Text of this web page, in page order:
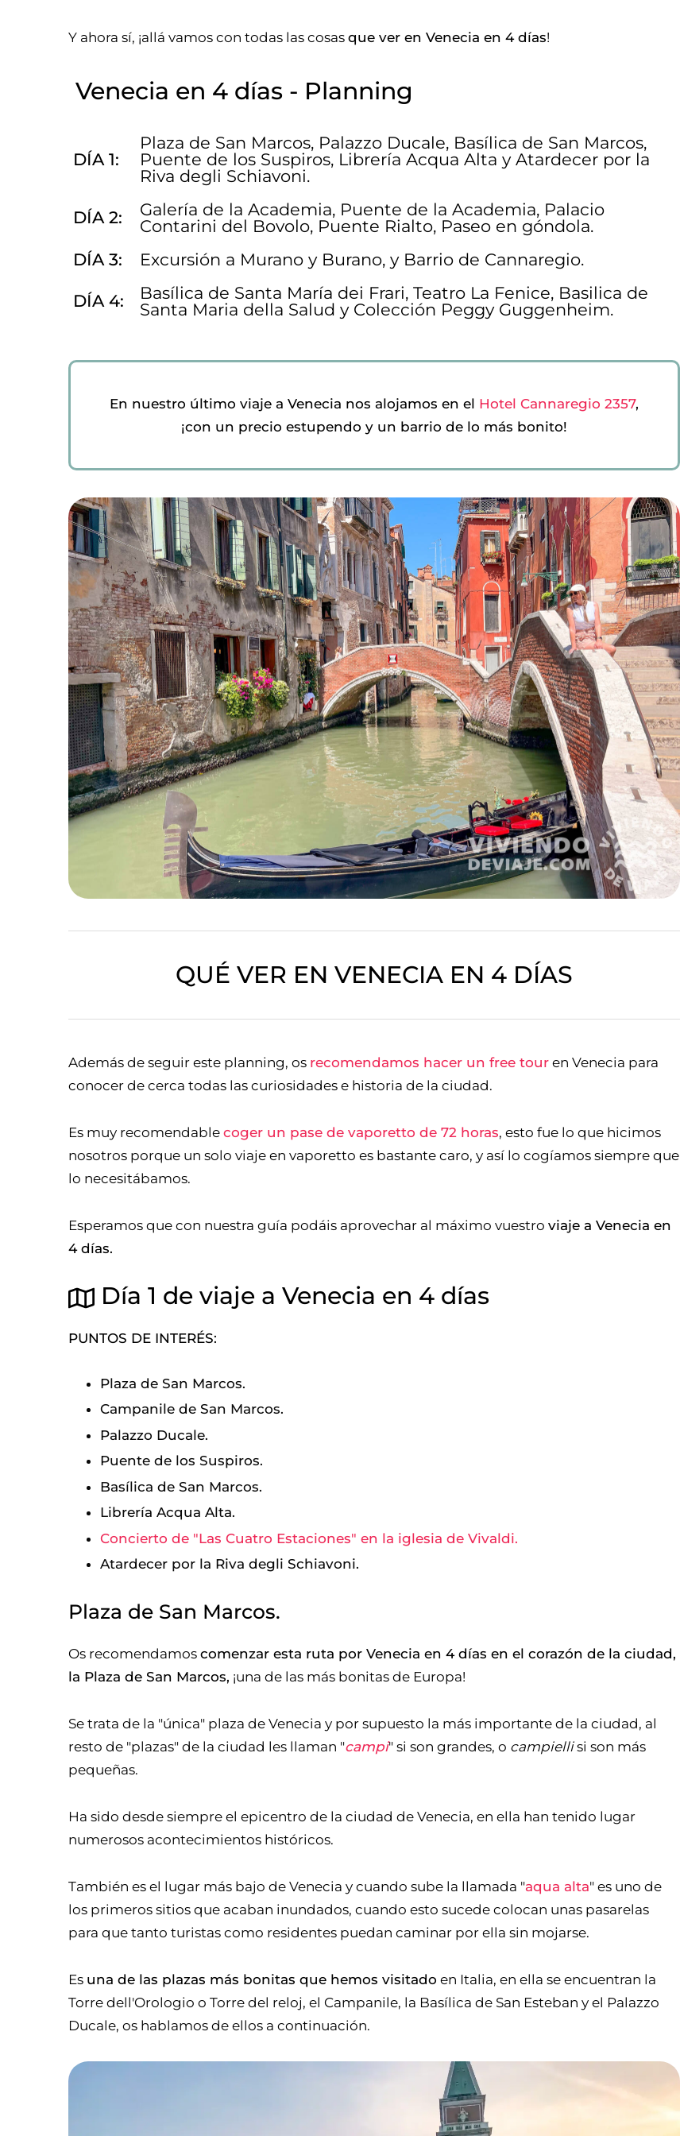
Y ahora sí, ¡allá vamos con todas las cosasque ver en Venecia en 4 días!
Venecia en 4 días - Planning
DÍA 1:
Plaza de San Marcos, Palazzo Ducale, Basílica de San Marcos,
Puente de los Suspiros, Librería Acqua Alta y Atardecer por la
Riva degli Schiavoni.
DÍA 2:
Galería de la Academia, Puente de la Academia, Palacio
Contarini del Bovolo, Puente Rialto, Paseo en góndola.
DÍA 3:
Excursión a Murano y Burano, y Barrio de Cannaregio.
DÍA 4:
Basílica de Santa María dei Frari, Teatro La Fenice, Basilica de
Santa Maria della Salud y Colección Peggy Guggenheim.
En nuestro último viaje a Venecia nos alojamos en el Hotel Cannaregio 2357,
¡con un precio estupendo y un barrio de lo más bonito!
QUÉ VER EN VENECIA EN 4 DÍAS
Además de seguir este planning, os recomendamos hacer un free tour en Venecia para
conocer de cerca todas las curiosidades e historia de la ciudad.
Es muy recomendablecoger un pase de vaporetto de 72 horas, esto fue lo que hicimos
nosotros porque un solo viaje en vaporetto es bastante caro, y así lo cogíamos siempre que
lo necesitábamos.
Esperamos que con nuestra guía podáis aprovechar al máximo vuestroviaje a Venecia en
4 días.
Día 1 de viaje a Venecia en 4 días
PUNTOS DE INTERÉS:
Plaza de San Marcos.
Campanile de San Marcos.
Palazzo Ducale.
Puente de los Suspiros.
Basílica de San Marcos.
Librería Acqua Alta.
Concierto de "Las Cuatro Estaciones" en la iglesia de Vivaldi.
Atardecer por la Riva degli Schiavoni.
Plaza de San Marcos.
Os recomendamoscomenzar esta ruta por Venecia en 4 días en el corazón de la ciudad,
la Plaza de San Marcos, ¡una de las más bonitas de Europa!
Se trata de la "única"​ plaza de Venecia y por supuesto la más importante de la ciudad, al
resto de "plazas" de la ciudad les llaman "campi" si son grandes, o campiellisi son más
pequeñas.
Ha sido desde siempre el epicentro de la ciudad de Venecia, en ella han tenido lugar
numerosos acontecimientos históricos.
También es el lugar más bajo de Venecia y cuando sube la llamada "aqua alta" es uno de
los primeros sitios que acaban inundados, cuando esto sucede colocan unas pasarelas
para que tanto turistas como residentes puedan caminar por ella sin mojarse.
Es una de las plazas más bonitas que hemos visitado en Italia, en ella se encuentran la
Torre dell'Orologio o Torre del reloj, el Campanile, la Basílica de San Esteban y el Palazzo
Ducale, os hablamos de ellos a continuación.